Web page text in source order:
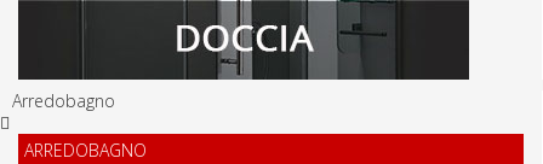
Arredobagno
ARREDOBAGNO